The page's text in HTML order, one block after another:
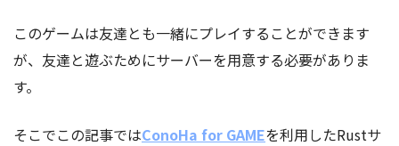
このゲームは友達とも一緒にプレイすることができます
が、友達と遊ぶためにサーバーを用意する必要がありま
す。
そこでこの記事ではConoHa for GAMEを利用したRustサ